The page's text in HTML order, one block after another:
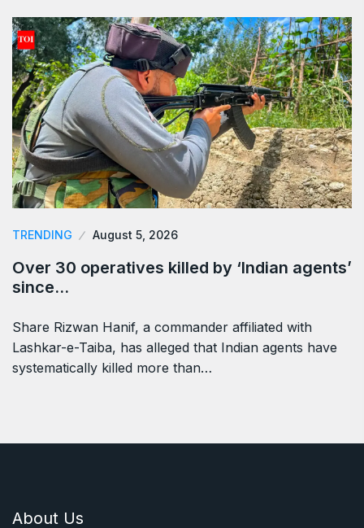
TRENDING August 5, 2026
Over 30 operatives killed by ‘Indian agents’
since…
Share Rizwan Hanif, a commander affiliated with
Lashkar-e-Taiba, has alleged that Indian agents have
systematically killed more than…
About Us